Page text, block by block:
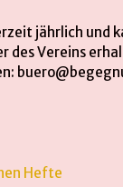
jährlich und
des Vereins
Hefte